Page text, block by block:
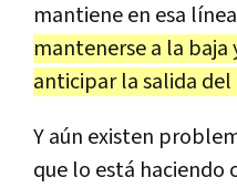
mantiene en esa
mantenerse a la
anticipar la salida
Y aún existen
que lo está haciendo